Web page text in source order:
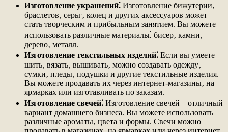
Изготовление украшений⁚ Изготовление бижутерии‚
браслетов‚ серьг‚ колец и других аксессуаров может
стать творческим и прибыльным занятием. Вы можете
использовать различные материалы⁚ бисер‚ камни‚
дерево‚ металл.
Изготовление текстильных изделий⁚ Если вы умеете
шить‚ вязать‚ вышивать‚ можно создавать одежду‚
сумки‚ пледы‚ подушки и другие текстильные изделия.
Вы можете продавать их через интернет-магазины‚ на
ярмарках или изготавливать по заказам.
Изготовление свечей⁚ Изготовление свечей – отличный
вариант домашнего бизнеса. Вы можете использовать
различные ароматы‚ цвета и формы. Свечи можно